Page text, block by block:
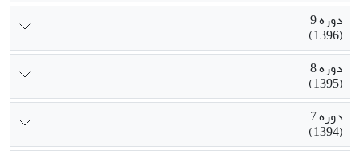
دوره 9
(1396)
دوره 8
(1395)
دوره 7
(1394)